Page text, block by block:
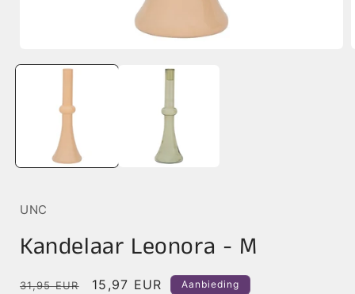
1
UNC
Kandelaar Leonora - M
Normale
31,95 EUR Aanbiedingsprijs
15,97 EUR Aanbieding